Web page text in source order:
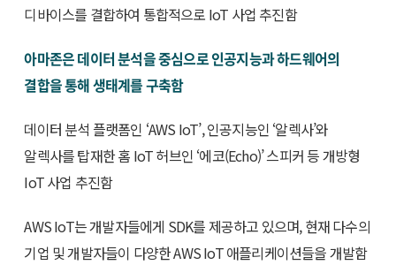
디바이스를 결합하여 통합적으로 IoT 사업 추진함
아마존은 데이터 분석을 중심으로 인공지능과 하드웨어의
결합을 통해 생태계를 구축함
데이터 분석 플랫폼인 ‘AWS IoT’, 인공지능인 ‘알렉사’와
알렉사를 탑재한 홈 IoT 허브인 ‘에코(Echo)’ 스피커 등 개방형
IoT 사업 추진함
AWS IoT는 개발자들에게 SDK를 제공하고 있으며, 현재 다수의
기업 및 개발자들이 다양한 AWS IoT 애플리케이션들을 개발함